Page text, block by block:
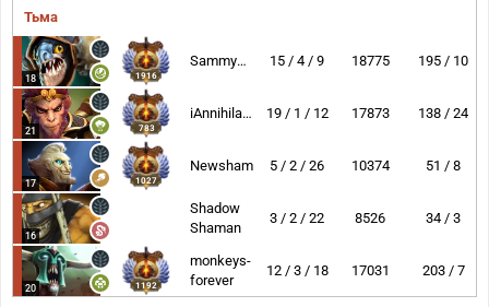
Тьма
18 1916
Sammyboy 15 / 4 / 9 18775 195 / 10
21 783
iAnnihilate 19 / 1 / 12 17873 138 / 24
17 1027
Newsham 5 / 2 / 26 10374 51 / 8
16
Shadow
Shaman
3 / 2 / 22 8526 34 / 3
20 1192
monkeys-
forever
12 / 3 / 18 17031 203 / 7